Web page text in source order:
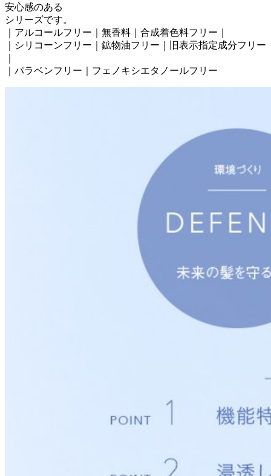
安心感のある
シリーズです。
｜アルコールフリー｜無香料｜合成着色料フリー｜
｜シリコーンフリー｜鉱物油フリー｜旧表示指定成分フリー
｜パラベンフリー｜フェノキシエタノールフリー